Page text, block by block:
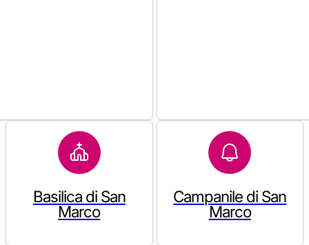
Basilica di San
Marco
Campanile di San
Marco